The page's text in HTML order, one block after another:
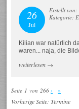
26
Jul
Erstellt von:
Kategorie:
Kilian war natürlich
waren... naja, die
weiterlesen →
Seite 1 von 266 › »
Vorherige Seite:Termine